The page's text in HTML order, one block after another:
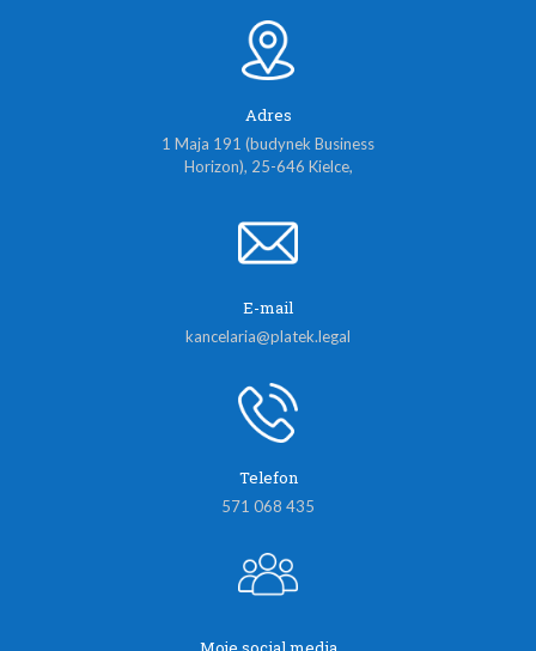
Adres
1 Maja 191 (budynek Business
Horizon), 25-646 Kielce,
E-mail
kancelaria@platek.legal
Telefon
571 068 435